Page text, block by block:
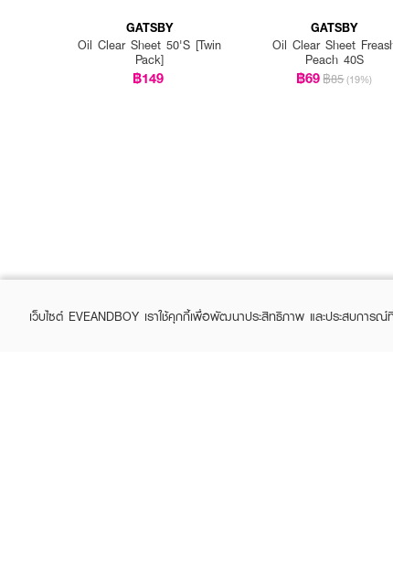
GATSBY
Oil Clear Sheet 50'S [Twin
Pack]
฿149
GATSBY
Oil Clear Sheet
Peach 40S
฿69฿85 (19%)
เว็บไซต์ EVEANDBOY เราใช้คุกกี้เพื่อพัฒนาประสิทธิภาพ และประสบการ